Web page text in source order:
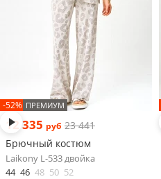
-52% ПРЕМИУМ
12 335 руб 23 441
Брючный костюм
Laikony L-533 двойка
44 46 48 50 52